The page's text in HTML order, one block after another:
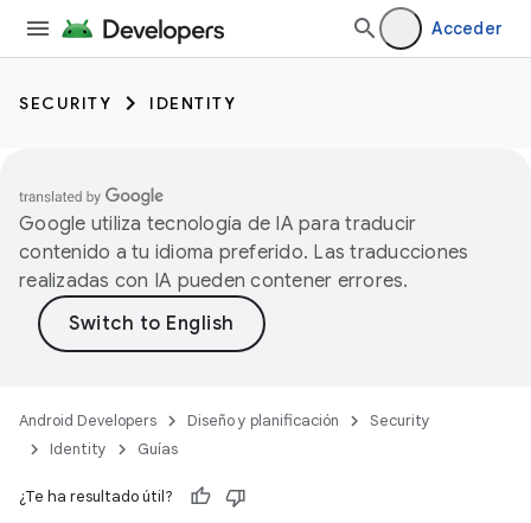
Acceder
SECURITY IDENTITY
Google utiliza tecnología de IA para traducir
contenido a tu idioma preferido. Las traducciones
realizadas con IA pueden contener errores.
Android Developers Diseño y planificación
Security
Identity
Guías
¿Te ha resultado útil?